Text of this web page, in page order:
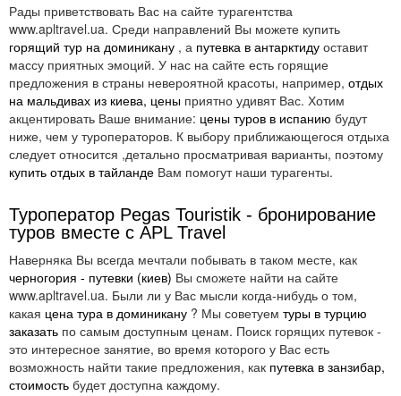
Фирма начинала работу с освоения турецкого
направления, но затем расширила сферу своей
деятельности. В сферу своих интересов она включила
Египет, а затем Индию, Китай и другие страны.
Росло и число офисов, предлагающих услуги
путешественникам. Сейчас с «Пегас Туристик»
сотрудничают самые престижные туристические
агентства, одним из которых является APL Travel.
Представительства Pegas Touristik открыты не только в
Беларуси;
России;
Египте;
Израиле;
Китае;
Польше;
Таиланде;
Турции.
Рады приветствовать Вас на сайте турагентства
www.apltravel.ua. Среди направлений Вы можете купить
горящий тур на доминикану , а путевка в антарктиду оставит
массу приятных эмоций. У нас на сайте есть горящие
предложения в страны невероятной красоты, например, отдых
на мальдивах из киева, цены приятно удивят Вас. Хотим
акцентировать Ваше внимание: цены туров в испанию будут
ниже, чем у туроператоров. К выбору приближающегося отдыха
следует относится ,детально просматривая варианты, поэтому
купить отдых в тайланде Вам помогут наши турагенты.
Туроператор Pegas Touristik - бронирование
туров вместе с APL Travel
Наверняка Вы всегда мечтали побывать в таком месте, как
черногория - путевки (киев) Вы сможете найти на сайте
www.apltravel.ua. Были ли у Вас мысли когда-нибудь о том,
какая цена тура в доминикану ? Мы советуем туры в турцию
заказать по самым доступным ценам. Поиск горящих путевок -
это интересное занятие, во время которого у Вас есть
возможность найти такие предложения, как путевка в занзибар,
стоимость будет доступна каждому.